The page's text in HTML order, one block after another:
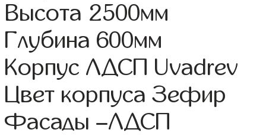
Высота 2500мм
Глубина 600мм
Корпус ЛДСП Uvadrev
Цвет корпуса Зефир
Фасады –ЛДСП